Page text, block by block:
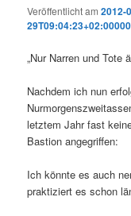
Veröffentlicht am2012-
„Nur Narren und Tote
Nachdem ich nun
letztem Jahr fast
Bastion angegriffen:
Ich könnte es auch
praktiziert es schon